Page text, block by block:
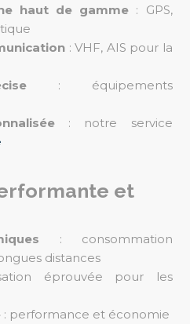
haut de gamme : GPS,
: VHF, AIS pour la
: équipements
: notre service
et
: consommation
distances
éprouvée pour les
: performance et économie